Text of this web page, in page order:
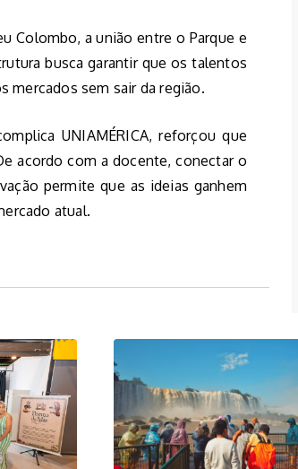
Colombo, a união entre o Parque e
busca garantir que os talentos
mercados sem sair da região.
UNIAMÉRICA, reforçou que
acordo com a docente, conectar o
permite que as ideias ganhem
atual.